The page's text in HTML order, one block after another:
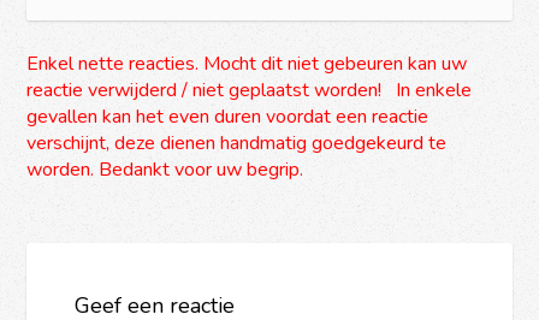
Enkel nette reacties. Mocht dit niet gebeuren kan uw
reactie verwijderd / niet geplaatst worden! In enkele
gevallen kan het even duren voordat een reactie
verschijnt, deze dienen handmatig goedgekeurd te
worden. Bedankt voor uw begrip.
Geef een reactie